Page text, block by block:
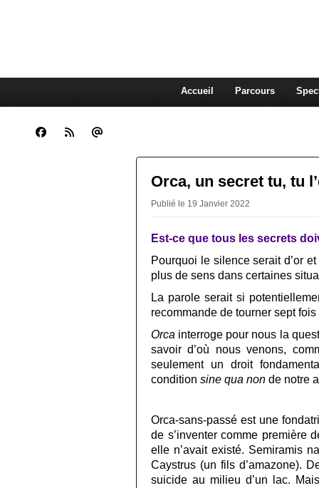
Accueil Parcours
Orca, un secret tu, tu
Publié le 19 Janvier 2022
Est-ce que tous les secrets
Pourquoi le silence serait d’or
plus de sens dans certaines
La parole serait si
recommande de tourner sept
Orca interroge pour nous la
savoir d’où nous venons,
seulement un droit
condition sine qua non de notre
Orca-sans-passé est une
de s’inventer comme première
elle n’avait existé. Semiramis
Caystrus (un fils d’amazone).
suicide au milieu d’un lac.